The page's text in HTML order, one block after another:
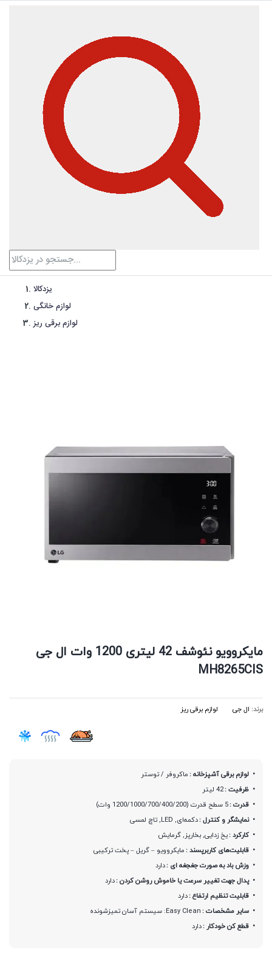
یزدکالا
لوازم خانگی
لوازم برقی ریز
مایکروویو نئوشف 42 لیتری 1200 وات ال جی
MH8265CIS
برند: ال جی لوازم برقی ریز
لوازم برقی آشپزخانه :ماکروفر / توستر
ظرفیت :42 لیتر
قدرت :5 سطح قدرت (1200/1000/700/400/200 وات)
نمایشگر و کنترل :دکمه‌ای, LED, تاچ لمسی
کارکرد :یخ زدایی, بخارپز, گرمایش
قابلیت‌های کاربرپسند :مایکروویو – گریل – پخت ترکیبی
وزش باد به صورت جغجغه ای :دارد
پدال جهت تغییر سرعت یا خاموش روشن کردن :دارد
قابلیت تنظیم ارتفاع :دارد
سایر مشخصات :Easy Clean: سیستم آسان تمیزشونده
قطع کن خودکار :دارد